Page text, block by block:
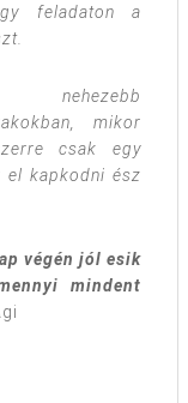
feladaton a
mikor
csak egy
el kapkodni ész
végén jól esik
mindent